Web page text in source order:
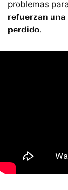
problemas
refuerzan una
perdido.